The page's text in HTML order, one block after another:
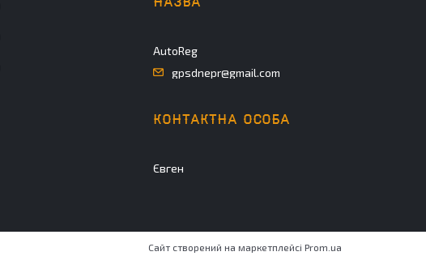
AutoReg
gpsdnepr@gmail.com
Євген
Сайт створений на маркетплейсі Prom.ua